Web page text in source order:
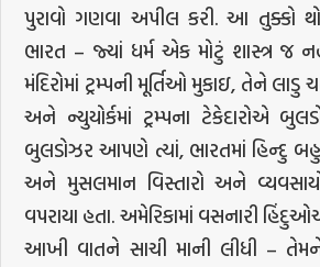
પુરાવો ગણવા અપીલ કરી. આ તુક્કો
ભારત – જ્યાં ધર્મ એક મોટું શાસ્ત્ર જ
મંદિરોમાં ટ્રમ્પની મૂર્તિઓ મુકાઇ, તેને લાડુ
અને ન્યુયોર્કમાં ટ્રમ્પના ટેકેદારોએ
બુલડોઝર આપણે ત્યાં, ભારતમાં હિન્દુ
અને મુસલમાન વિસ્તારો અને
વપરાયા હતા. અમેરિકામાં વસનારી
આખી વાતને સાચી માની લીધી –